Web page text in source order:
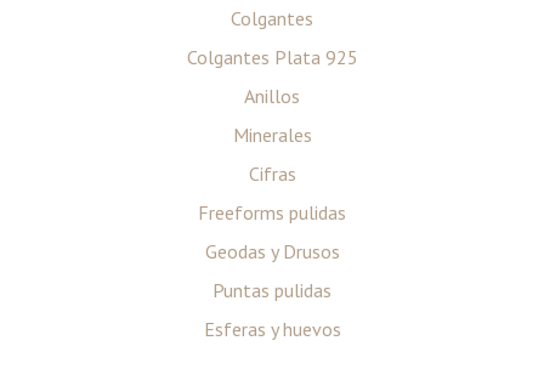
Colgantes
Colgantes Plata 925
Anillos
Minerales
Cifras
Freeforms pulidas
Geodas y Drusos
Puntas pulidas
Esferas y huevos